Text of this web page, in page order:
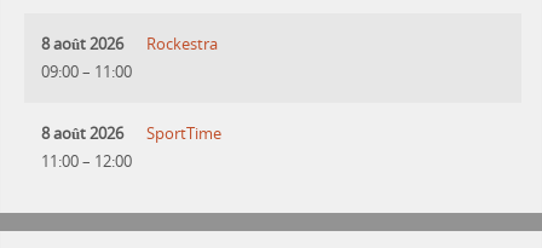
8 août 2026
09:00– 11:00
Rockestra
8 août 2026
11:00– 12:00
SportTime